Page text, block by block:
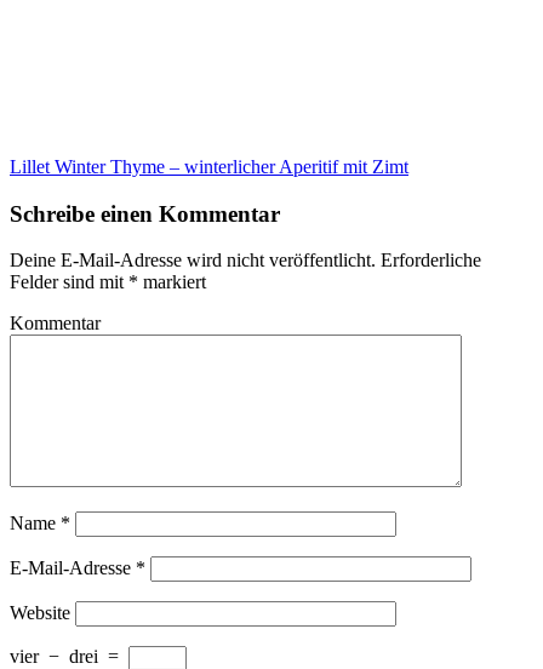
Lillet Winter Thyme – winterlicher Aperitif mit Zimt
Schreibe einen Kommentar
Deine E-Mail-Adresse wird nicht veröffentlicht. Erforderliche
Felder sind mit * markiert
Kommentar
Name *
E-Mail-Adresse *
Website
vier − drei =